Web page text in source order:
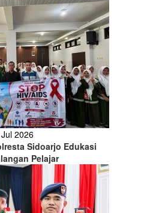
2026
Sidoarjo Edukasi
Pelajar